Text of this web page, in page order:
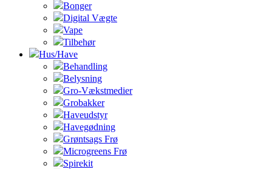
Bonger
Digital Vægte
Vape
Tilbehør
Hus/Have
Behandling
Belysning
Gro-Vækstmedier
Grobakker
Haveudstyr
Havegødning
Grøntsags Frø
Microgreens Frø
Spirekit